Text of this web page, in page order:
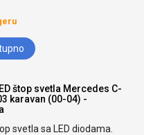
štop svetla Mercedes C-
karavan (00-04) -
svetla sa LED diodama.